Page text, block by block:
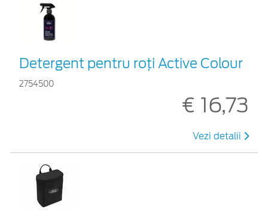
Detergent pentru roți Active Colour
2754500
€ 16,73
Vezi detalii